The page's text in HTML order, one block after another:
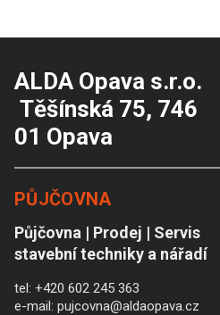
ALDA Opava s.r.o.
Těšínská 75, 746
01 Opava
PŮJČOVNA
Půjčovna | Prodej | Servis
stavební techniky a nářadí
tel: +420 602 245 363
e-mail: pujcovna@aldaopava.cz